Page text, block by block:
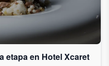
etapa en Hotel Xcaret